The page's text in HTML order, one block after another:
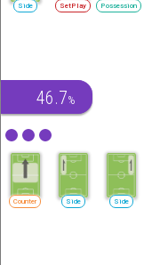
Side SetPlay Possession
46.7%
Counter Side Side